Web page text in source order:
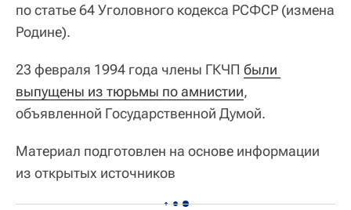
по статье 64 Уголовного кодекса РСФСР (измена
Родине).
23 февраля 1994 года члены ГКЧП были
выпущены из тюрьмы по амнистии,
объявленной Государственной Думой.
Материал подготовлен на основе информации
из открытых источников